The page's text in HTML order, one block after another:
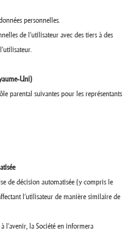
personnelles.
de l’utilisateur avec des tiers à des
Uni)
parental suivantes pour les représentants
de décision automatisée (y compris le
l’utilisateur de manière similaire de
l'avenir, la Société en informera